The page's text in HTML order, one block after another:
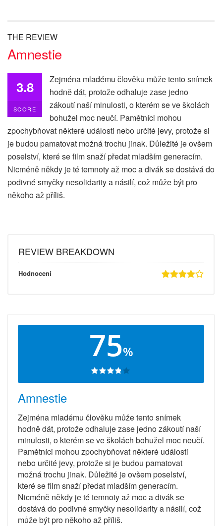
THE REVIEW
Amnestie
3.8
SCORE
Zejména mladému člověku může tento snímek
hodně dát, protože odhaluje zase jedno
zákoutí naší minulosti, o kterém se ve školách
bohužel moc neučí. Pamětníci mohou
zpochybňovat některé události nebo určité jevy, protože si
je budou pamatovat možná trochu jinak. Důležité je ovšem
poselství, které se film snaží předat mladším generacím.
Nicméně někdy je té temnoty až moc a divák se dostává do
podivné smyčky nesolidarity a násilí, což může být pro
někoho až příliš.
REVIEW BREAKDOWN
Hodnocení
75%
Amnestie
Zejména mladému člověku může tento snímek
hodně dát, protože odhaluje zase jedno zákoutí naší
minulosti, o kterém se ve školách bohužel moc neučí.
Pamětníci mohou zpochybňovat některé události
nebo určité jevy, protože si je budou pamatovat
možná trochu jinak. Důležité je ovšem poselství,
které se film snaží předat mladším generacím.
Nicméně někdy je té temnoty až moc a divák se
dostává do podivné smyčky nesolidarity a násilí, což
může být pro někoho až příliš.